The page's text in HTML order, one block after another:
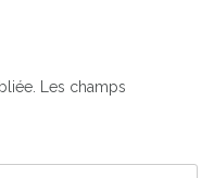
Les champs